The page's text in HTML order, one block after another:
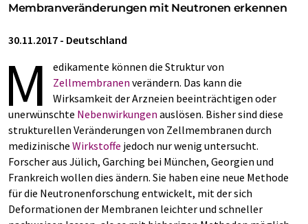
Membranveränderungen mit Neutronen erkennen
30.11.2017 - Deutschland
M
edikamente können die Struktur von
Zellmembranen verändern. Das kann die
Wirksamkeit der Arzneien beeinträchtigen oder
unerwünschte Nebenwirkungen auslösen. Bisher sind diese
strukturellen Veränderungen von Zellmembranen durch
medizinische Wirkstoffe jedoch nur wenig untersucht.
Forscher aus Jülich, Garching bei München, Georgien und
Frankreich wollen dies ändern. Sie haben eine neue Methode
für die Neutronenforschung entwickelt, mit der sich
Deformationen der Membranen leichter und schneller